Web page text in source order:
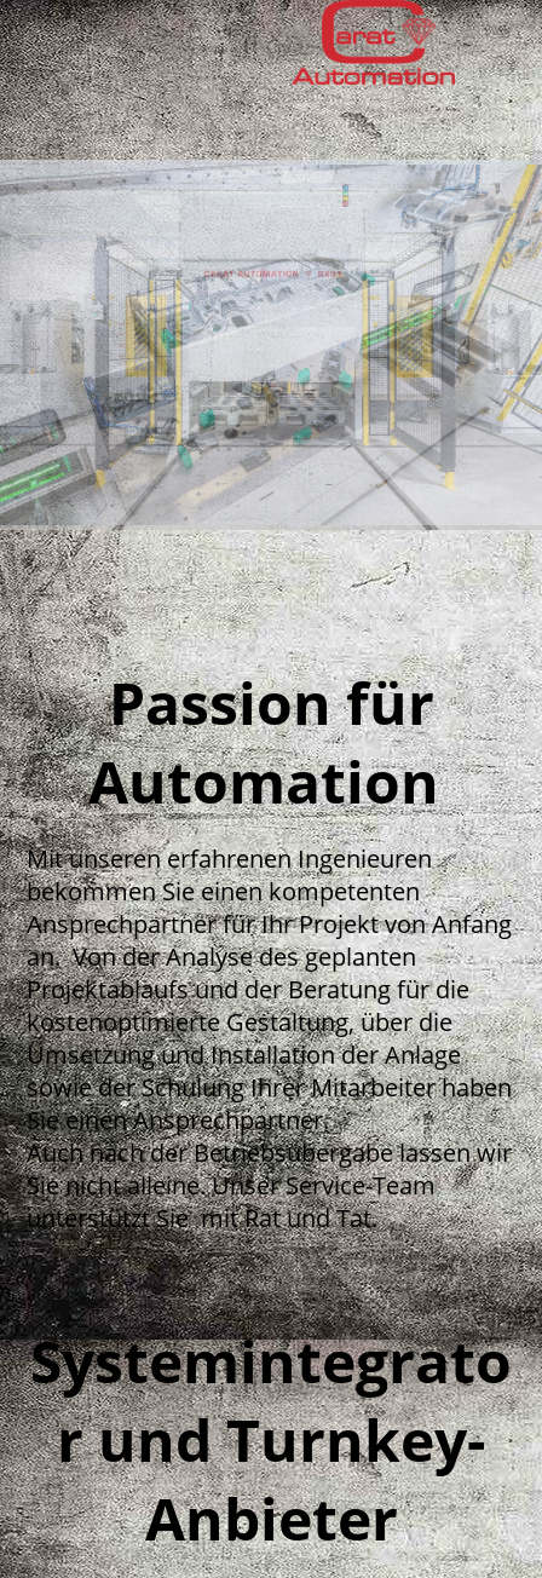
Passion für
Automation
Mit unseren erfahrenen Ingenieuren
bekommen Sie einen kompetenten
Ansprechpartner für Ihr Projekt von Anfang
an.Von der Analyse des geplanten
Projektablaufs und der Beratung für die
kostenoptimierte Gestaltung, über die
Umsetzung und Installation der Anlage
sowie der Schulung Ihrer Mitarbeiter haben
Sie einen Ansprechpartner.
Auch nach der Betriebsübergabe lassen wir
Sie nicht alleine. Unser Service-Team
unterstützt Sie mit Rat und Tat.
Systemintegrato
r und Turnkey-
Anbieter